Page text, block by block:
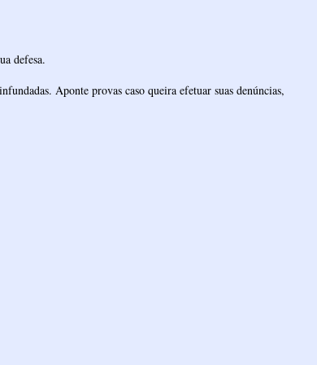
defesa.
Aponte provas caso queira efetuar suas denúncias,